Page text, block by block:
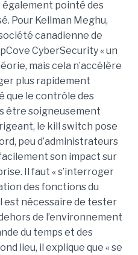
également pointé des
Pour Kellman Meghu,
canadienne de
CyberSecurity « un
mais cela n’accélère
plus rapidement
que le contrôle des
être soigneusement
le kill switch pose
peu d’administrateurs
son impact sur
Il faut « s’interroger
des fonctions du
est nécessaire de tester
de l’environnement
du temps et des
lieu, il explique que « se